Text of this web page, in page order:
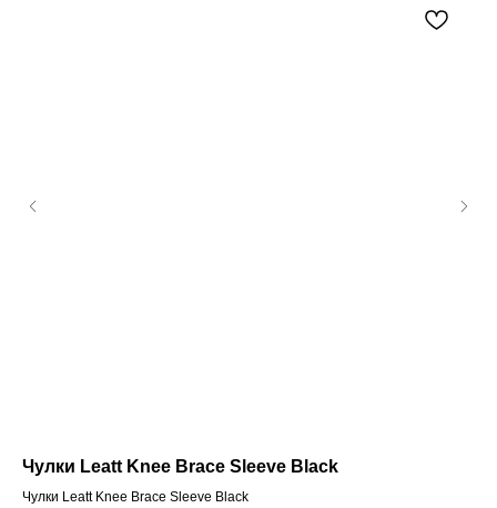
Чулки Leatt Knee Brace Sleeve Black
Чулки Leatt Knee Brace Sleeve Black